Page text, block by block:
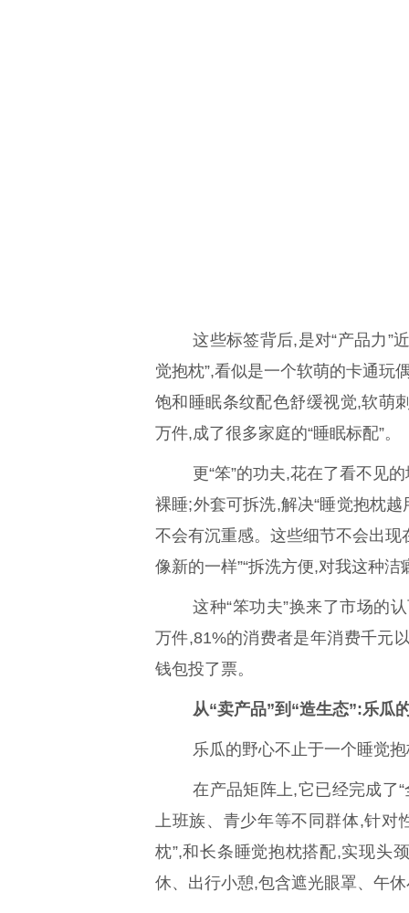
这些标签背后,是对“产品力”
觉抱枕”,看似是一个软萌的卡通
饱和睡眠条纹配色舒缓视觉,软萌
万件,成了很多家庭的“睡眠标配”。
更“笨”的功夫,花在了看不见
裸睡;外套可拆洗,解决“睡觉抱枕
不会有沉重感。这些细节不会出
像新的一样”“拆洗方便,对我这种洁
这种“笨功夫”换来了市场的
万件,81%的消费者是年消费千元
钱包投了票。
从“卖产品”到“造生态”:乐瓜
乐瓜的野心不止于一个睡觉
在产品矩阵上,它已经完成了
上班族、青少年等不同群体,针对
枕”,和长条睡觉抱枕搭配,实现头
休、出行小憩,包含遮光眼罩、午